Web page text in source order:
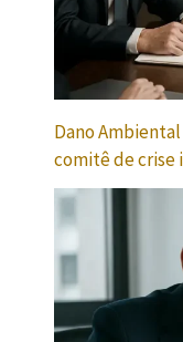
Dano
comitê de